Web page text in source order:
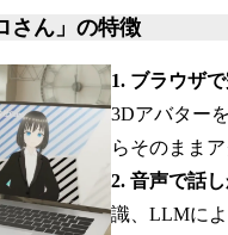
さん」の特徴
1. ブラウザ
3Dアバター
らそのまま
2. 音声で話
識、LLMに